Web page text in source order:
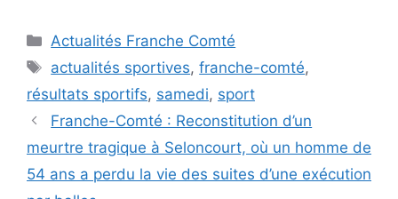
Catégories
Actualités Franche Comté
Étiquettes
actualités sportives,franche-comté,
résultats sportifs, samedi, sport
Franche-Comté : Reconstitution d’un
meurtre tragique à Seloncourt, où un homme de
54 ans a perdu la vie des suites d’une exécution